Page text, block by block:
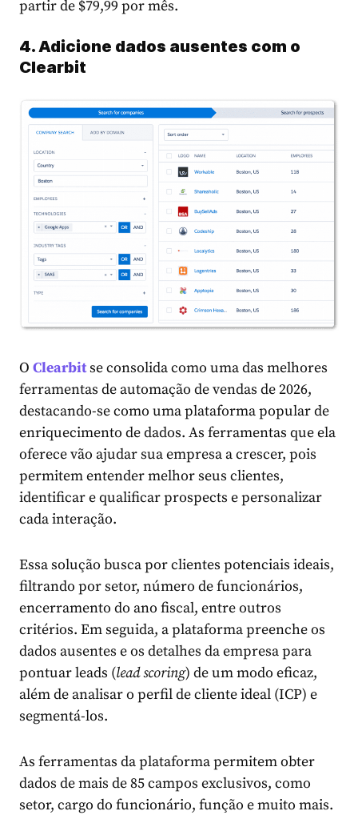
partir de $79,99 por mês.
4. Adicione dados ausentes com o
Clearbit
O Clearbitse consolida como uma das melhores
ferramentas de automação de vendas de 2026,
destacando-se como uma plataforma popular de
enriquecimento de dados. As ferramentas que ela
oferece vão ajudar sua empresa a crescer, pois
permitem entender melhor seus clientes,
identificar e qualificar prospects e personalizar
cada interação.
Essa solução busca por clientes potenciais ideais,
filtrando por setor, número de funcionários,
encerramento do ano fiscal, entre outros
critérios. Em seguida, a plataforma preenche os
dados ausentes e os detalhes da empresa para
pontuar leads (lead scoring) de um modo eficaz,
além de analisar o perfil de cliente ideal (ICP) e
segmentá-los.
As ferramentas da plataforma permitem obter
dados de mais de 85 campos exclusivos, como
setor, cargo do funcionário, função e muito mais.